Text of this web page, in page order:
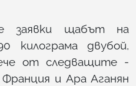
заявки щабът на
килограма двубой,
от следващите -
и Ара Аганян